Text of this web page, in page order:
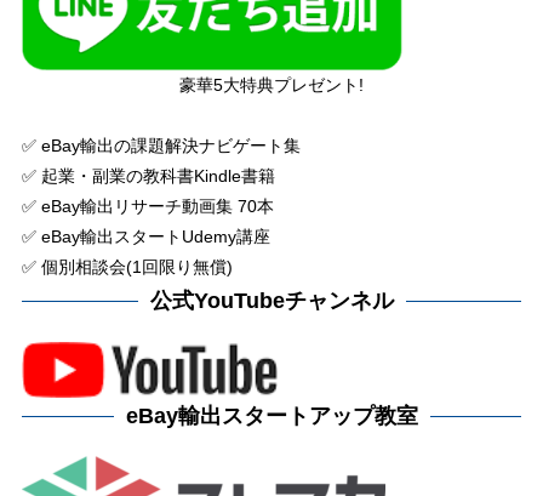
豪華5大特典プレゼント!
✅ eBay輸出の課題解決ナビゲート集
✅ 起業・副業の教科書Kindle書籍
✅ eBay輸出リサーチ動画集 70本
✅ eBay輸出スタートUdemy講座
✅ 個別相談会(1回限り無償)
公式YouTubeチャンネル
eBay輸出スタートアップ教室